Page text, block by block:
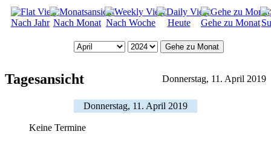
Nach Jahr Nach Monat Nach Woche Heute Gehe zu Monat
Gehe zu Monat
Tagesansicht Donnerstag, 11. April 2019
Donnerstag, 11. April 2019
Keine Termine